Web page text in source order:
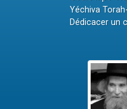
Yéchiva
Dédicacer un